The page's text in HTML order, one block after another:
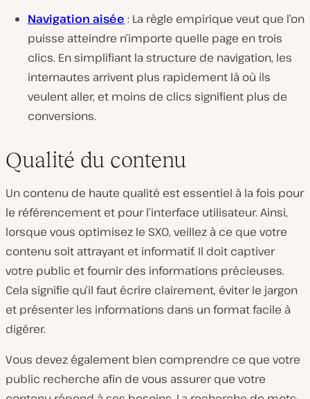
Navigation aisée : La règle empirique veut que l’on
puisse atteindre n’importe quelle page en trois
clics. En simplifiant la structure de navigation, les
internautes arrivent plus rapidement là où ils
veulent aller, et moins de clics signifient plus de
conversions.
Qualité du contenu
Un contenu de haute qualité est essentiel à la fois pour
le référencement et pour l’interface utilisateur. Ainsi,
lorsque vous optimisez le SXO, veillez à ce que votre
contenu soit attrayant et informatif. Il doit captiver
votre public et fournir des informations précieuses.
Cela signifie qu’il faut écrire clairement, éviter le jargon
et présenter les informations dans un format facile à
digérer.
Vous devez également bien comprendre ce que votre
public recherche afin de vous assurer que votre